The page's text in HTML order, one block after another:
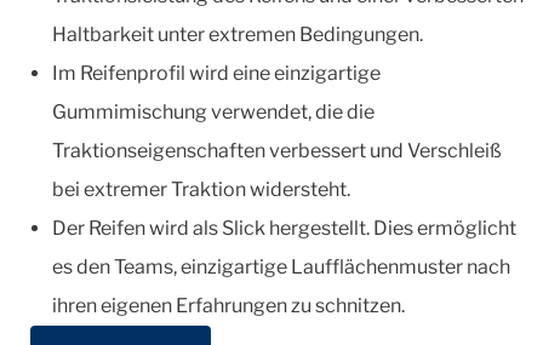
Haltbarkeit unter extremen Bedingungen.
Im Reifenprofil wird eine einzigartige
Gummimischung verwendet, die die
Traktionseigenschaften verbessert und Verschleiß
bei extremer Traktion widersteht.
Der Reifen wird als Slick hergestellt. Dies ermöglicht
es den Teams, einzigartige Laufflächenmuster nach
ihren eigenen Erfahrungen zu schnitzen.